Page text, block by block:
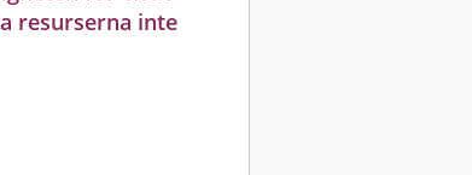
resurserna inte